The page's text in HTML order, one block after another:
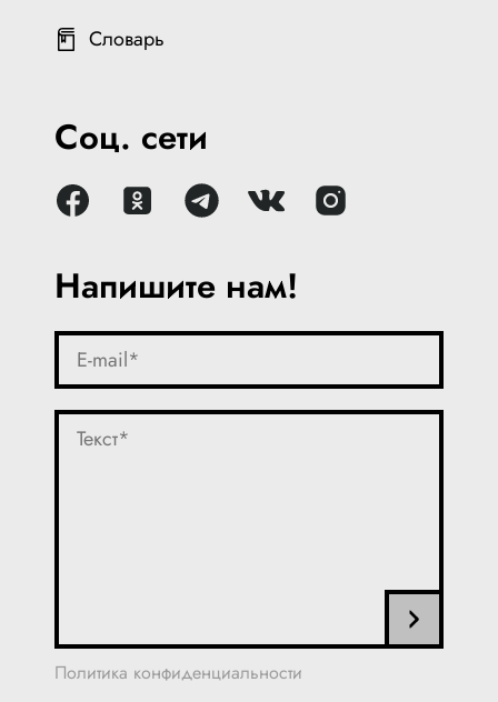
Напишите нам!
Политика конфиденциальности
Словарь
Соц. сети